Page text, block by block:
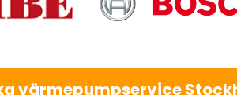
värmepumpservice